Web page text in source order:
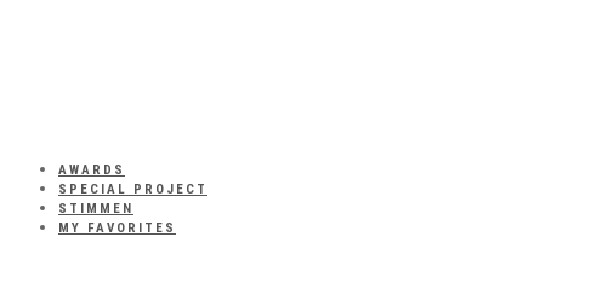
AWARDS
SPECIAL PROJECT
STIMMEN
MY FAVORITES